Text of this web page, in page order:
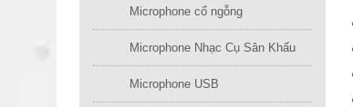
Microphone cổ ngỗng
Microphone Nhạc Cụ Sân Khấu
Microphone USB